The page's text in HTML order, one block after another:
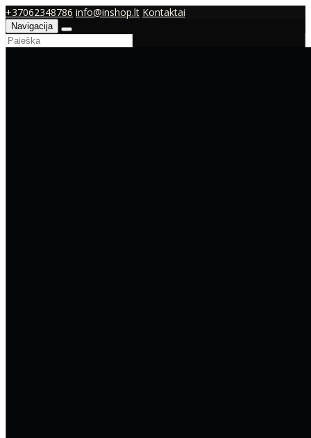
+37062348786 info@inshop.lt Kontaktai
Navigacija